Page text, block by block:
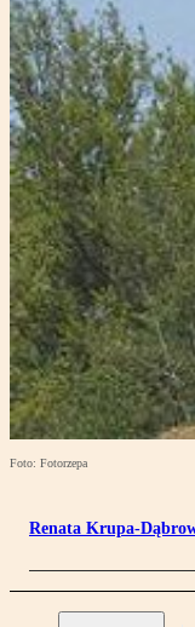
Foto: Fotorzepa
Renata Krupa-